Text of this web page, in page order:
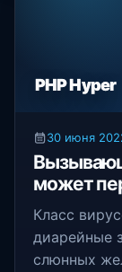
PHP Hyper
30 июня
может
Класс
диарейные
слюнных